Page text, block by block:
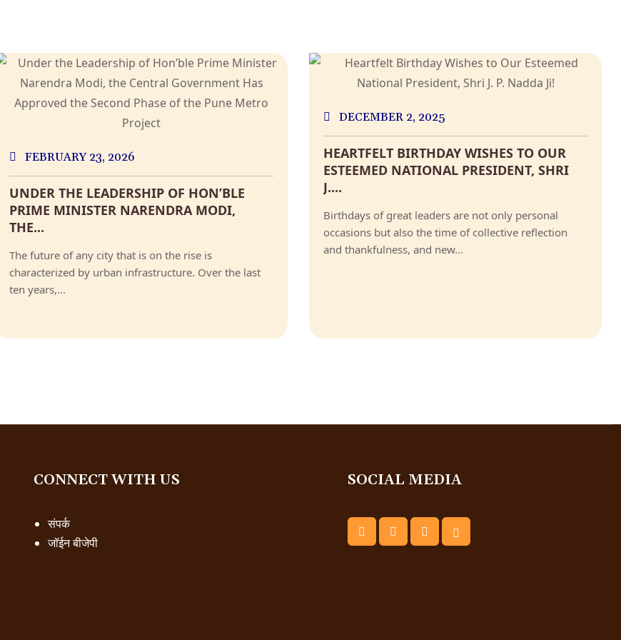
FEBRUARY 23, 2026
UNDER THE LEADERSHIP OF HON’BLE
PRIME MINISTER NARENDRA MODI,
THE...
The future of any city that is on the rise is
characterized by urban infrastructure. Over the last
ten years,...
DECEMBER 2, 2025
HEARTFELT BIRTHDAY WISHES TO OUR
ESTEEMED NATIONAL PRESIDENT, SHRI
J....
Birthdays of great leaders are not only personal
occasions but also the time of collective reflection
and thankfulness, and new...
CONNECT WITH US
संपर्क
जॉईन बीजेपी
SOCIAL MEDIA